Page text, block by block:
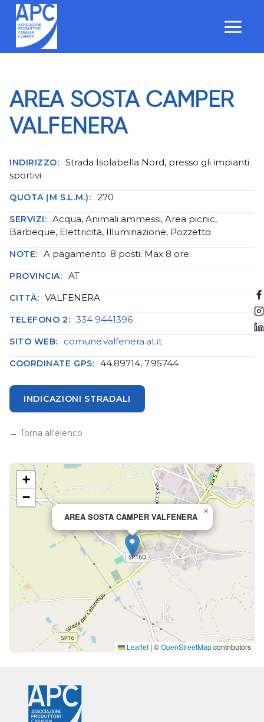
Salta
contenuto
AREA SOSTA CAMPER
VALFENERA
INDIRIZZO:
Strada Isolabella Nord, presso gli impianti
sportivi
QUOTA (M S.L.M.): 270
SERVIZI: Acqua, Animali ammessi, Area picnic,
Barbeque, Elettricità, Illuminazione, Pozzetto
NOTE: A pagamento. 8 posti. Max 8 ore.
PROVINCIA: AT
CITTÀ: VALFENERA
TELEFONO 2: 334 9441396
SITO WEB: comune.valfenera.at.it
COORDINATE GPS: 44.89714, 7.95744
INDICAZIONI STRADALI
← Torna all'elenco
AREA SOSTA CAMPER VALFENERA
×
+
−
Leaflet | ©OpenStreetMapcontributors